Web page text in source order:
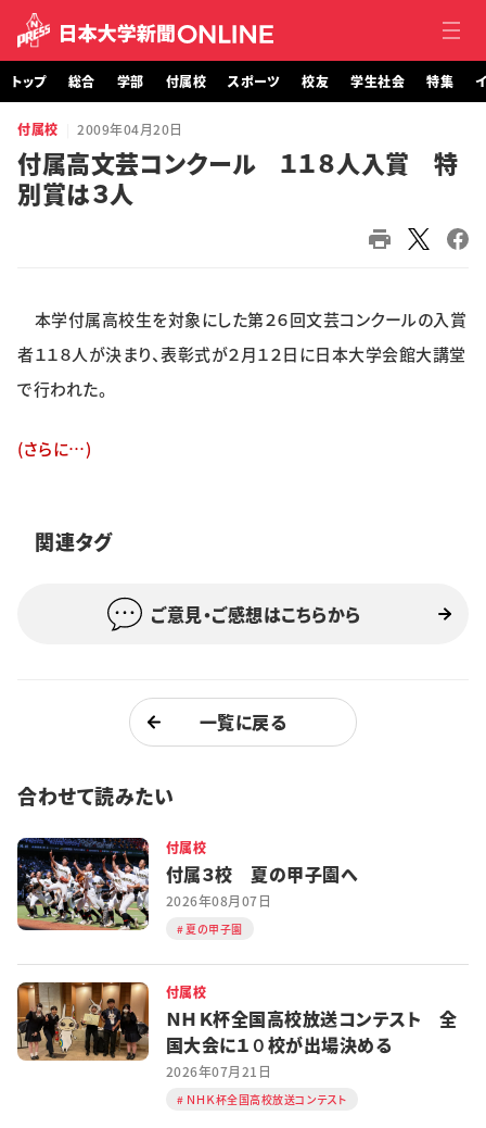
トップ
総合
スポーツ
学生社会
学生記者募集 お問い合わせ
トップ 総合 学部 付属校 スポーツ 校友 学生社会 特集
付属校 2009年04月20日
付属高文芸コンクール １１８人入賞 特
別賞は３人
本学付属高校生を対象にした第２６回文芸コンクールの入賞
者１１８人が決まり、表彰式が２月１２日に日本大学会館大講堂
で行われた。
(さらに…)
関連タグ
ご意見・ご感想はこちらから
一覧に戻る
合わせて読みたい
付属校
付属３校 夏の甲子園へ
2026年08月07日
夏の甲子園
付属校
ＮＨＫ杯全国高校放送コンテスト 全
国大会に１０校が出場決める
2026年07月21日
ＮＨＫ杯全国高校放送コンテスト